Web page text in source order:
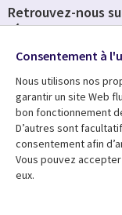
Ressources
Library
Links
Articles
Blog
Retrouvez-nous
réseaux
Social
Media
FRANCE
Consentement à
Nous utilisons nos
garantir un site Web
bon fonctionnement
D’autres sont
consentement afin
Vous pouvez
eux.